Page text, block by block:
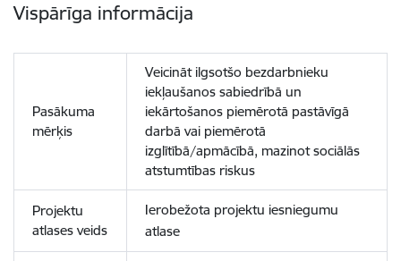
Vispārīga informācija
Pasākuma
mērķis
Veicināt ilgsotšo bezdarbnieku
iekļaušanos sabiedrībā un
iekārtošanos piemērotā pastāvīgā
darbā vai piemērotā
izglītībā/apmācībā, mazinot sociālās
atstumtības riskus
Projektu
atlases veids
Ierobežota projektu iesniegumu
atlase